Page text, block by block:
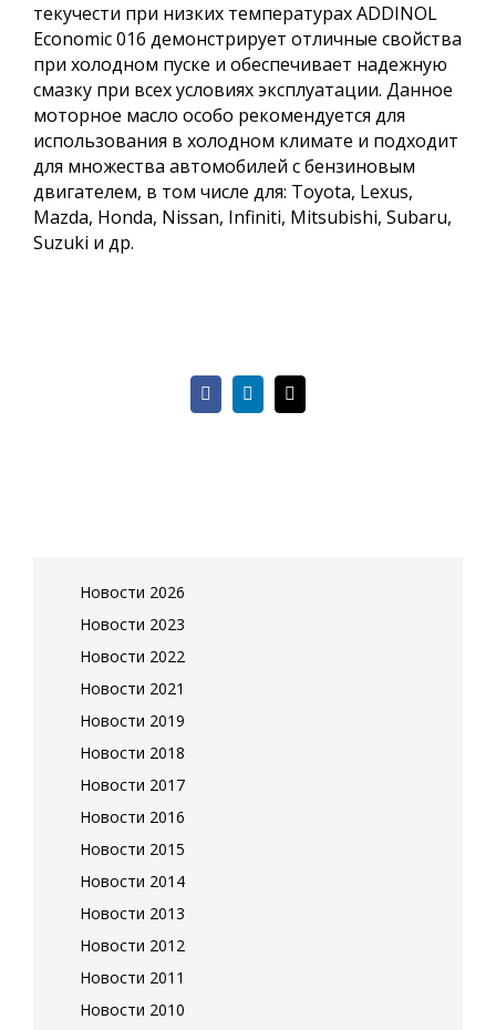
текучести при низких температурах ADDINOL
Economic 016 демонстрирует отличные свойства
при холодном пуске и обеспечивает надежную
смазку при всех условиях эксплуатации. Данное
моторное масло особо рекомендуется для
использования в холодном климате и подходит
для множества автомобилей с бензиновым
двигателем, в том числе для: Toyota, Lexus,
Mazda, Honda, Nissan, Infiniti, Mitsubishi, Subaru,
Suzuki и др.
FacebookLinkedInEmail
Новости 2026
Новости 2023
Новости 2022
Новости 2021
Новости 2019
Новости 2018
Новости 2017
Новости 2016
Новости 2015
Новости 2014
Новости 2013
Новости 2012
Новости 2011
Новости 2010